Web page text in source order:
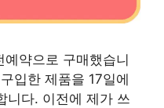
약으로 구매했습니
입한 제품을 17일에
니다. 이전에 제가 쓰